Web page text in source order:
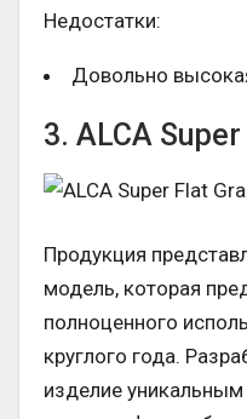
Недостатки:
Довольно
3. ALCA
Продукция
модель, которая
полноценного
круглого года.
изделие